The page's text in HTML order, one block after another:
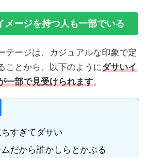
メージを持つ人も一部でいる
テージは、カジュアルな印象で定
ことから、以下のようにダサいイ
一部で見受けられます。
すぎてダサい
だから誰かしらとかぶる